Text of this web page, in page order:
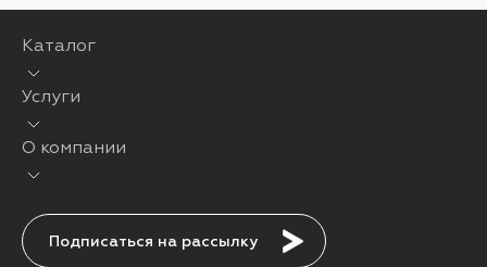
Каталог
Услуги
О компании
Подписаться